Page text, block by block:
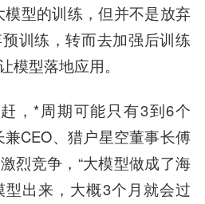
模型的训练，但并不是放弃
训练，转而去加强后训练
模型落地应用。
，*周期可能只有3到6个
兼CEO、猎户星空董事长傅
烈竞争，“大模型做成了海
出来，大概3个月就会过